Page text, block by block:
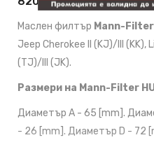
Маслен филтър Mann-
Jeep Cherokee II (KJ)/III (KK),
(TJ)/III (JK).
Размери на Mann-Filter
Диаметър A - 65 [mm].
- 26 [mm]. Диаметър D - 72